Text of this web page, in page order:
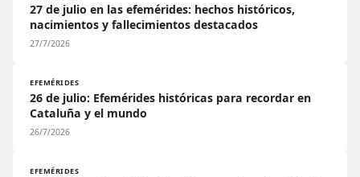
27 de julio en las efemérides: hechos históricos,
nacimientos y fallecimientos destacados
27/7/2026
EFEMÉRIDES
26 de julio: Efemérides históricas para recordar en
Cataluña y el mundo
26/7/2026
EFEMÉRIDES